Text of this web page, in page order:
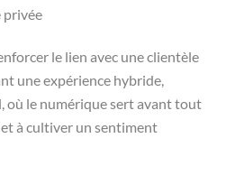
privée
le lien avec une clientèle
une expérience hybride,
où le numérique sert avant tout
à cultiver un sentiment